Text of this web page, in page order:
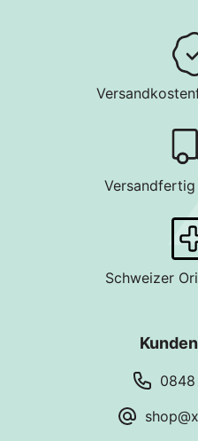
Schweizer